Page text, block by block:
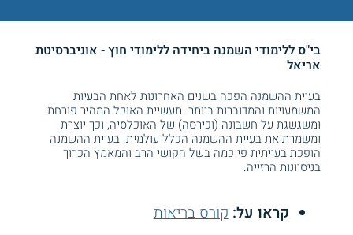
בי"ס ללימודי השמנה ביחידה ללימודי חוץ - אוניברסיטת
אריאל
בעיית ההשמנה הפכה בשנים האחרונות לאחת הבעיות
המשמעויות והמדוברות ביותר. תעשיית האוכל המהיר פורחת
ומשגשגת על חשבונה (וכירסה) של האוכלסיה, וכך יוצרת
ומשמרת את בעיית ההשמנה הכלל עולמית. בעיית ההשמנה
הופכת בעייתית פי כמה בשל הקושי הרב והמאמץ הכרוך
בניסיונות הרזייה.
קראו על: קורס בריאות